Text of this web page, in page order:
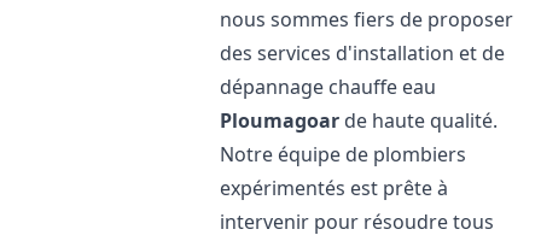
nous sommes fiers de proposer
des services d'installation et de
dépannage chauffe eau
Ploumagoar de haute qualité.
Notre équipe de plombiers
expérimentés est prête à
intervenir pour résoudre tous